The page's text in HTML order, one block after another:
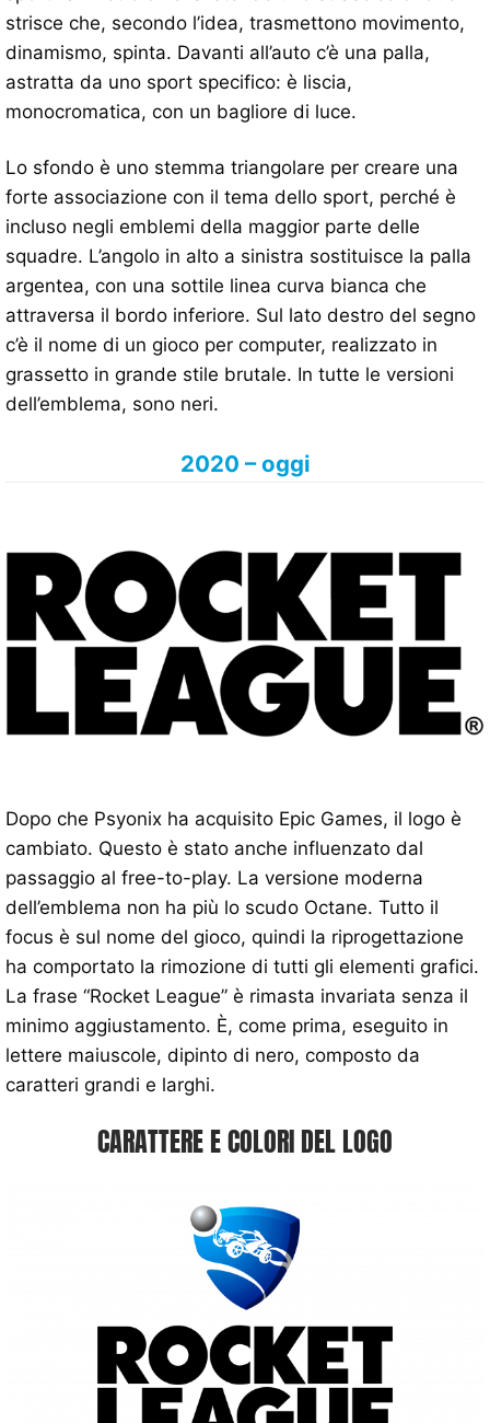
strisce che, secondo l’idea, trasmettono movimento,
dinamismo, spinta. Davanti all’auto c’è una palla,
astratta da uno sport specifico: è liscia,
monocromatica, con un bagliore di luce.
Lo sfondo è uno stemma triangolare per creare una
forte associazione con il tema dello sport, perché è
incluso negli emblemi della maggior parte delle
squadre. L’angolo in alto a sinistra sostituisce la palla
argentea, con una sottile linea curva bianca che
attraversa il bordo inferiore. Sul lato destro del segno
c’è il nome di un gioco per computer, realizzato in
grassetto in grande stile brutale. In tutte le versioni
dell’emblema, sono neri.
2020 – oggi
Dopo che Psyonix ha acquisito Epic Games, il logo è
cambiato. Questo è stato anche influenzato dal
passaggio al free-to-play. La versione moderna
dell’emblema non ha più lo scudo Octane. Tutto il
focus è sul nome del gioco, quindi la riprogettazione
ha comportato la rimozione di tutti gli elementi grafici.
La frase “Rocket League” è rimasta invariata senza il
minimo aggiustamento. È, come prima, eseguito in
lettere maiuscole, dipinto di nero, composto da
caratteri grandi e larghi.
CARATTERE E COLORI DEL LOGO